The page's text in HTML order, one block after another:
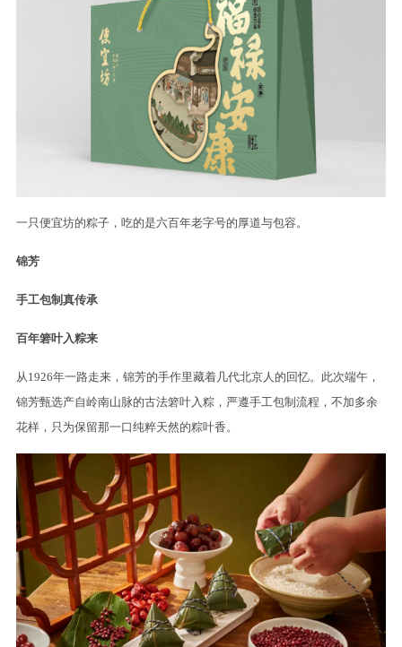
一只便宜坊的粽子，吃的是六百年老字号的厚道与包容。
锦芳
手工包制真传承
百年箬叶入粽来
从1926年一路走来，锦芳的手作里藏着几代北京人的回忆。此次端午，
锦芳甄选产自岭南山脉的古法箬叶入粽，严遵手工包制流程，不加多余
花样，只为保留那一口纯粹天然的粽叶香。